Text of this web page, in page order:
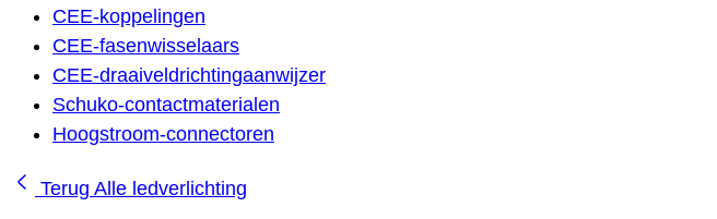
CEE-koppelingen
CEE-fasenwisselaars
CEE-draaiveldrichtingaanwijzer
Schuko-contactmaterialen
Hoogstroom-connectoren
Terug Alle ledverlichting